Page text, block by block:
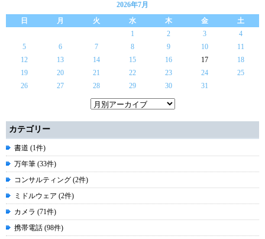
2026年7月
日
月 火 水 木 金
土
1
2 3
4
5
6 7 8 9 10
11
12
13 14 15 16 17
18
19
20 21 22 23 24
25
26
27 28 29 30 31
カテゴリー
書道 (1件)
万年筆 (33件)
コンサルティング (2件)
ミドルウェア (2件)
カメラ (71件)
携帯電話 (98件)